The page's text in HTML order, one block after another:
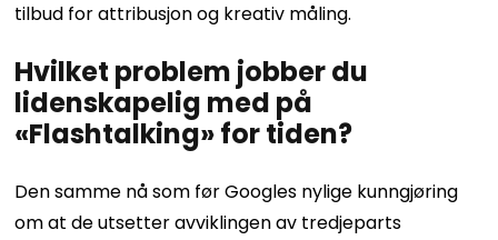
tilbud for attribusjon og kreativ måling.
Hvilket problem jobber du
lidenskapelig med på
«Flashtalking» for tiden?
Den samme nå som før Googles nylige kunngjøring
om at de utsetter avviklingen av tredjeparts